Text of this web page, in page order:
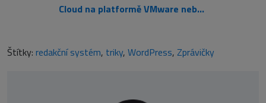
Cloud na platformě VMware nebo Microsoft
Štítky: redakční systém, triky, WordPress, Zprávičky